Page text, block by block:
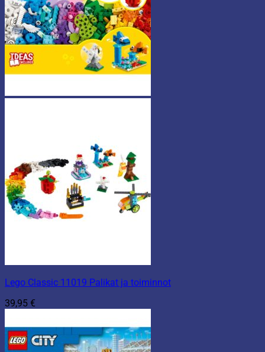
Lego Classic 11019 Palikat ja toiminnot
39,95 €